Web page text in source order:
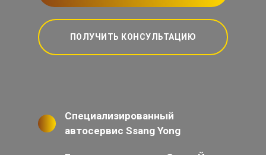
ПОЛУЧИТЬ КОНСУЛЬТАЦИЮ
Специализированный
автосервис Ssang Yong